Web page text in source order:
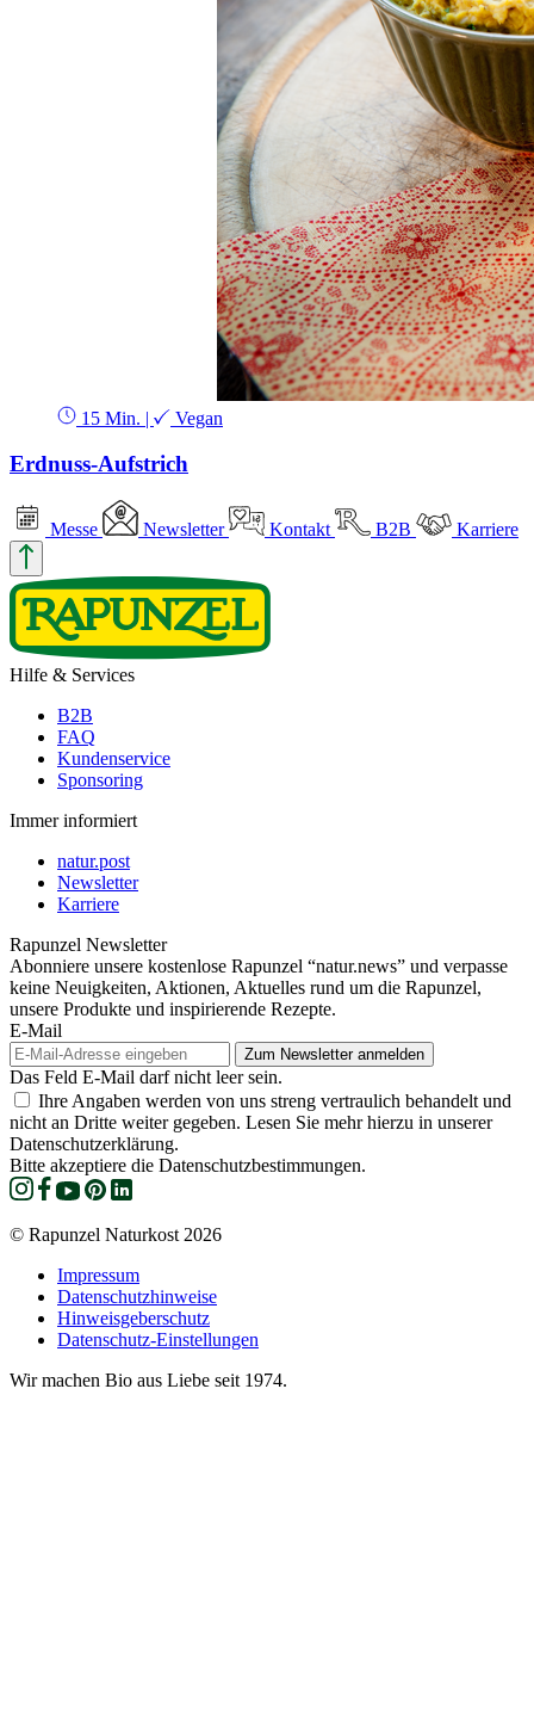
15 Min. | Vegan
Erdnuss-Aufstrich
Messe Newsletter Kontakt B2B Karriere
Hilfe & Services
B2B
FAQ
Kundenservice
Sponsoring
Immer informiert
natur.post
Newsletter
Karriere
Rapunzel Newsletter
Abonniere unsere kostenlose Rapunzel “natur.news” und verpasse
keine Neuigkeiten, Aktionen, Aktuelles rund um die Rapunzel,
unsere Produkte und inspirierende Rezepte.
E-Mail
Das Feld E-Mail darf nicht leer sein.
Ihre Angaben werden von uns streng vertraulich behandelt und
nicht an Dritte weiter gegeben. Lesen Sie mehr hierzu in unserer
Datenschutzerklärung.
Bitte akzeptiere die Datenschutzbestimmungen.
© Rapunzel Naturkost 2026
Impressum
Datenschutzhinweise
Hinweisgeberschutz
Datenschutz-Einstellungen
Wir machen Bio aus Liebe seit 1974.